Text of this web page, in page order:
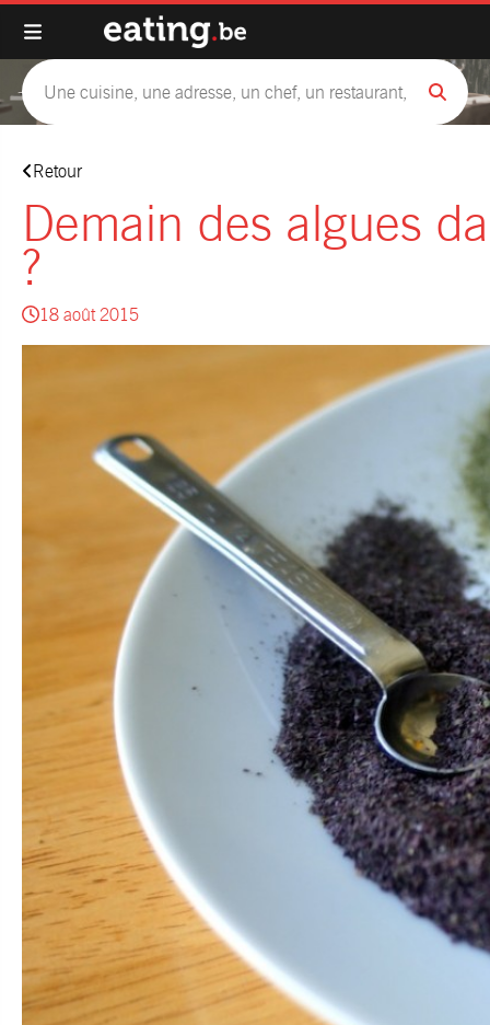
Retour
Demain des algues
?
18 août 2015